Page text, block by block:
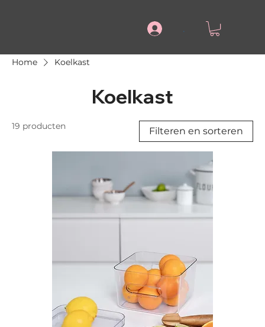
.
Home Koelkast
Koelkast
19 producten Filteren en sorteren